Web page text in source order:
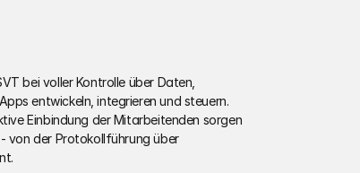
bei voller Kontrolle über Daten,
entwickeln, integrieren und steuern.
Einbindung der Mitarbeitenden sorgen
von der Protokollführung über